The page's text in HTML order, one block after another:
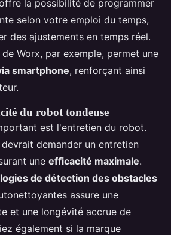
la possibilité de programmer
selon votre emploi du temps,
des ajustements en temps réel.
Worx, par exemple, permet une
smartphone, renforçant ainsi
du robot tondeuse
est l'entretien du robot.
demander un entretien
une efficacité maximale.
de détection des obstacles
assure une
et une longévité accrue de
également si la marque